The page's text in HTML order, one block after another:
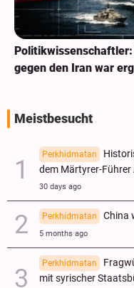
gegen den Iran war
Meistbesucht
Perkhidmatan
dem Märtyrer-Führer
30 days ago
Perkhidmatan China
5 months ago
Perkhidmatan
mit syrischer